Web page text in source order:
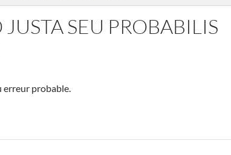
SEU PROBABILIS
probable.